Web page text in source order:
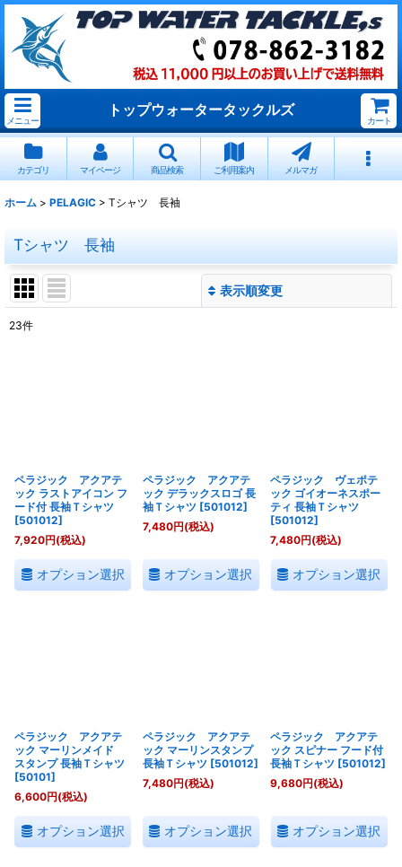
メニュー
トップウォータータックルズ
カート
カテゴリ マイページ 商品検索 ご利用案内 メルマガ
ホーム > PELAGIC > Tシャツ 長袖
Tシャツ 長袖
表示順変更
23件
ペラジック アクアテ
ック ラストアイコン フ
ード付 長袖Ｔシャツ
[501012]
7,920円(税込)
オプション選択
ペラジック アクアテ
ック デラックスロゴ 長
袖Ｔシャツ [501012]
7,480円(税込)
オプション選択
ペラジック ヴェポテ
ック ゴイオーネスポー
ティ 長袖Ｔシャツ
[501012]
7,480円(税込)
オプション選択
ペラジック アクアテ
ック マーリンメイド
スタンプ 長袖Ｔシャツ
[50101]
6,600円(税込)
オプション選択
ペラジック アクアテ
ック マーリンスタンプ
長袖Ｔシャツ [501012]
7,480円(税込)
オプション選択
ペラジック アクアテ
ック スピナー フード付
長袖Ｔシャツ [501012]
9,680円(税込)
オプション選択